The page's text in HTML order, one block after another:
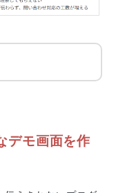
デモ画面を作